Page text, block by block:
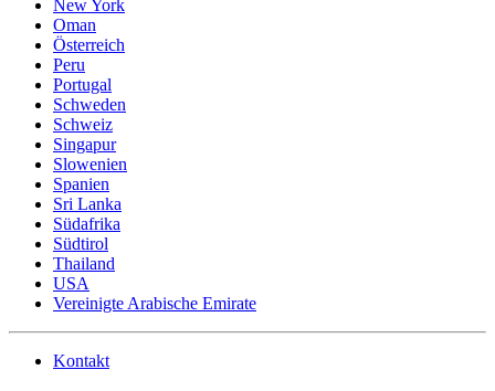
New York
Oman
Österreich
Peru
Portugal
Schweden
Schweiz
Singapur
Slowenien
Spanien
Sri Lanka
Südafrika
Südtirol
Thailand
USA
Vereinigte Arabische Emirate
Kontakt